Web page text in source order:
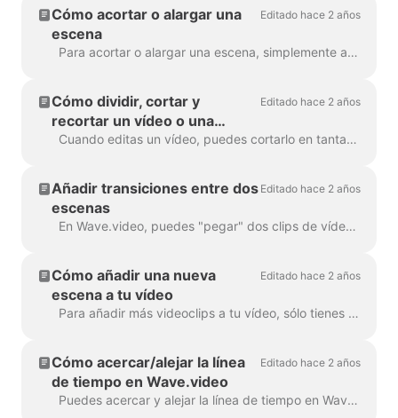
Cómo acortar o alargar una
escena
Editado hace 2 años
Para acortar o alargar una escena, simplemente arrastra el fotograma a lo largo de la línea de tiempo, así: Si tu escena es un vídeo, fíjate que a la derecha...
Cómo dividir, cortar y
recortar un vídeo o una
escena de vídeo
Editado hace 2 años
Cuando editas un vídeo, puedes cortarlo en tantas partes como quieras, con un simple clic en la línea de tiempo y pulsando el icono de las tijeras. Puedes insertar...
Añadir transiciones entre dos
escenas
Editado hace 2 años
En Wave.video, puedes "pegar" dos clips de vídeo añadiendo transiciones entre dos escenas. Una transición es una técnica de edición de vídeo que permite...
Cómo añadir una nueva
escena a tu vídeo
Editado hace 2 años
Para añadir más videoclips a tu vídeo, sólo tienes que hacer clic en el icono Más de la línea de tiempo. Esto te mostrará todas las opciones. Para eliminar una escena...
Cómo acercar/alejar la línea
de tiempo en Wave.video
Editado hace 2 años
Puedes acercar y alejar la línea de tiempo en Wave.video para que el proceso de edición sea más cómodo y preciso. La función se encuentra debajo de la l...